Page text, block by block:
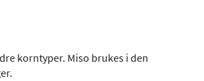
korntyper. Miso brukes i den